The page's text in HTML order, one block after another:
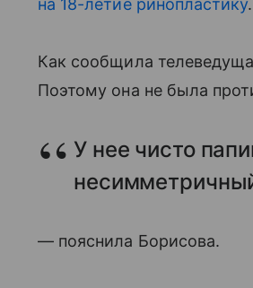
на 18-летие ринопластику
Как сообщила
Поэтому она не была
У нее чисто
— пояснила Борисова.